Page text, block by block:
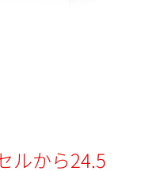
ルから24.5